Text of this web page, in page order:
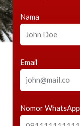
Nama
Email
Nomor WhatsApp